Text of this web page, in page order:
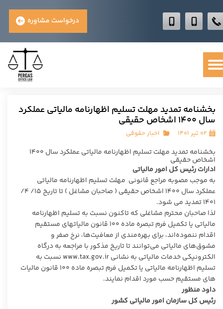
درخواست مشاوره
بخشنامه تمدید مهلت تسلیم اظهارنامه مالیاتی عملکرد
سال ۱۴۰۰ اشخاص حقیقی
۰۲ تیر ۱۴۰۱ اخبار حقوقی
بخشنامه تمدید مهلت تسلیم اظهارنامه مالیاتی عملکرد سال ۱۴۰۰
اشخاص حقیقی
ادارات رئیس کل امور مالیاتی
به موجب مصوبه مراجع قانونی مهلت تسلیم اظهارنامه مالیاتی
عملکرد سال ۱۴۰۰ اشخاص حقیقی ( صاحبان مشاغل ) تا تاریخ ۱۵/ ۴/
۱۴۰۱ تمدید می شود.
لذا صاحبان محترم مشاغلی که تاکنون نسبت به تسلیم اظهارنامه
مالیاتی یا تکمیل فرم تبصره ماده ۱۰۰ قانون مالیاتهای مستقیم
اقدام ننموده‌اند، برای بهره‌مندی از معافیت‌ها، نرخ صفر و
مشوق‌های مالیاتی می‌توانند تا تاریخ مذکور با مراجعه به درگاه
الکترونیکی خدمات مالیاتی به نشانی www.tax.gov.ir نسبت به
تسلیم اظهارنامه مالیاتی یا تکمیل فرم تبصره ماده ۱۰۰
قانون مالیات
های مستقیم حسب مورد اقدام نمایند.
داود منظور
رئیس کل سازمان امور مالیاتی کشور